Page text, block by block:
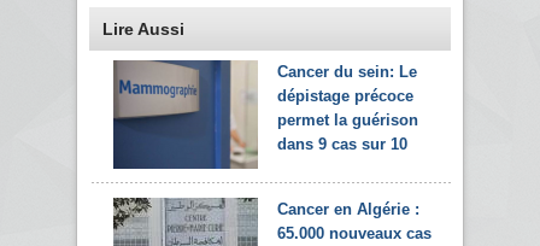
Lire Aussi
Cancer du sein: Le
dépistage précoce
permet la guérison
dans 9 cas sur 10
Cancer en Algérie :
65.000 nouveaux cas